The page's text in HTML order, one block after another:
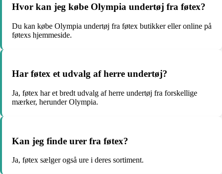
Hvor kan jeg købe Olympia undertøj fra føtex?
Du kan købe Olympia undertøj fra føtex butikker eller online på
føtexs hjemmeside.
Har føtex et udvalg af herre undertøj?
Ja, føtex har et bredt udvalg af herre undertøj fra forskellige
mærker, herunder Olympia.
Kan jeg finde urer fra føtex?
Ja, føtex sælger også ure i deres sortiment.